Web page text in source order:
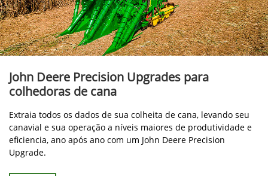
John Deere Precision Upgrades para
colhedoras de cana
Extraia todos os dados de sua colheita de cana, levando seu